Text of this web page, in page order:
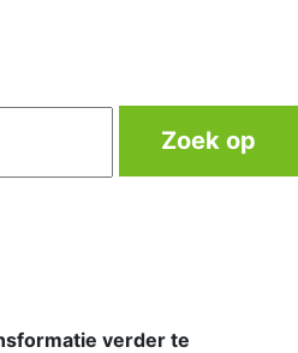
Zoek op
verder te